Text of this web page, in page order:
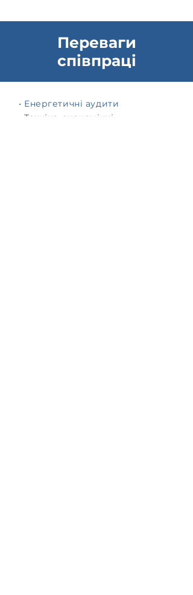
Переваги
співпраці
• Енергетичні аудити
• Техніко-економічні